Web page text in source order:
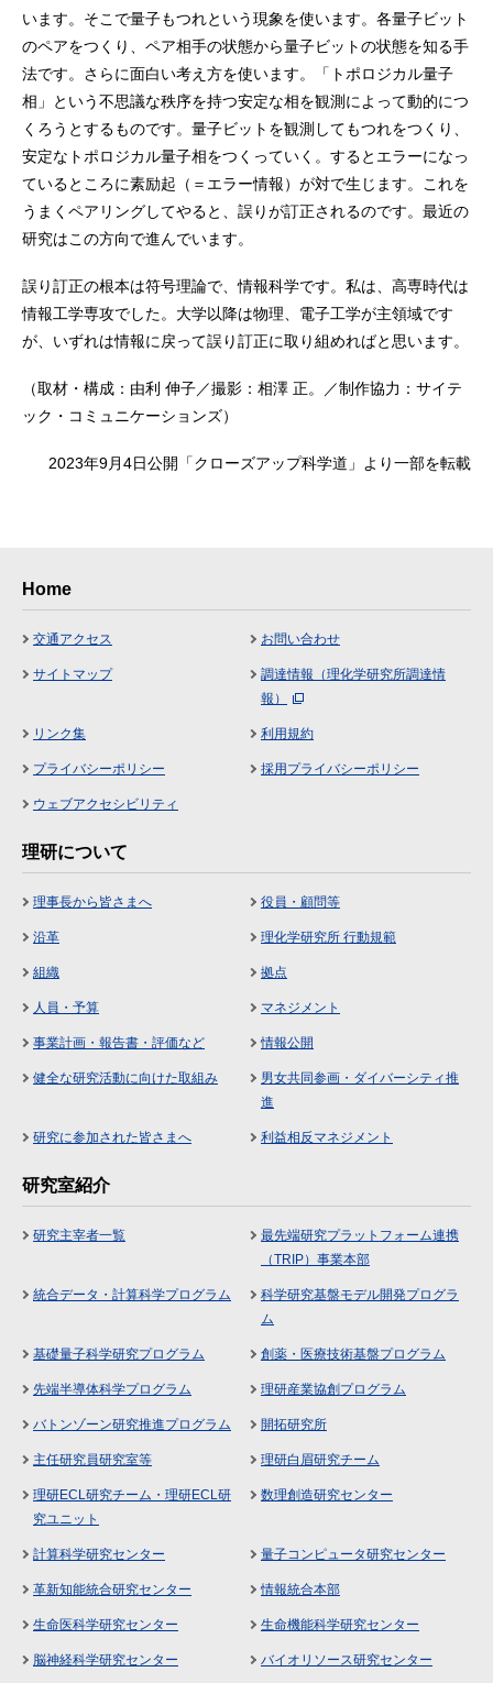
います。そこで量子もつれという現象を使います。各量子ビット
のペアをつくり、ペア相手の状態から量子ビットの状態を知る手
法です。さらに面白い考え方を使います。「トポロジカル量子
相」という不思議な秩序を持つ安定な相を観測によって動的につ
くろうとするものです。量子ビットを観測してもつれをつくり、
安定なトポロジカル量子相をつくっていく。するとエラーになっ
ているところに素励起（＝エラー情報）が対で生じます。これを
うまくペアリングしてやると、誤りが訂正されるのです。最近の
研究はこの方向で進んでいます。
誤り訂正の根本は符号理論で、情報科学です。私は、高専時代は
情報工学専攻でした。大学以降は物理、電子工学が主領域です
が、いずれは情報に戻って誤り訂正に取り組めればと思います。
（取材・構成：由利 伸子／撮影：相澤 正。／制作協力：サイテ
ック・コミュニケーションズ）
2023年9月4日公開「クローズアップ科学道」より一部を転載
Home
交通アクセス お問い合わせ
サイトマップ
調達情報（理化学研究所調達情
報）
リンク集 利用規約
プライバシーポリシー 採用プライバシーポリシー
ウェブアクセシビリティ
理研について
理事長から皆さまへ 役員・顧問等
沿革 理化学研究所 行動規範
組織 拠点
人員・予算 マネジメント
事業計画・報告書・評価など 情報公開
健全な研究活動に向けた取組み
男女共同参画・ダイバーシティ推
進
研究に参加された皆さまへ 利益相反マネジメント
研究室紹介
研究主宰者一覧
最先端研究プラットフォーム連携
（TRIP）事業本部
統合データ・計算科学プログラム
科学研究基盤モデル開発プログラ
ム
基礎量子科学研究プログラム 創薬・医療技術基盤プログラム
先端半導体科学プログラム 理研産業協創プログラム
バトンゾーン研究推進プログラム 開拓研究所
主任研究員研究室等 理研白眉研究チーム
理研ECL研究チーム・理研ECL研
究ユニット
数理創造研究センター
計算科学研究センター 量子コンピュータ研究センター
革新知能統合研究センター 情報統合本部
生命医科学研究センター 生命機能科学研究センター
脳神経科学研究センター バイオリソース研究センター